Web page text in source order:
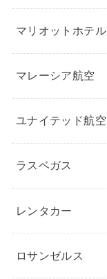
マリオットホテル
マレーシア航空
ユナイテッド航空
ラスベガス
レンタカー
ロサンゼルス